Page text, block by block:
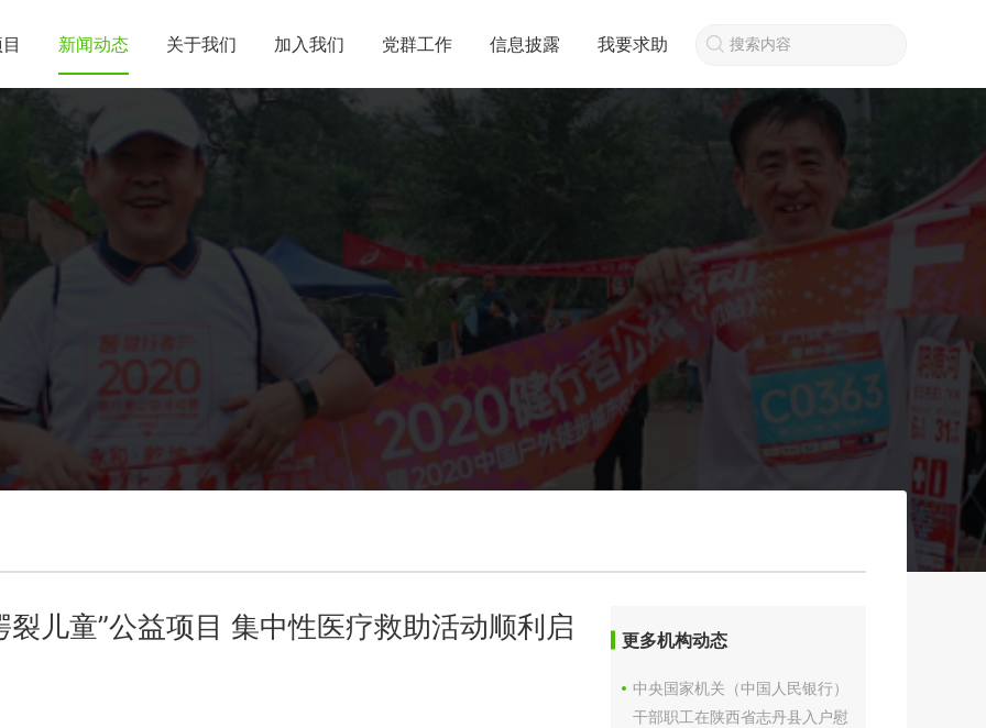
新闻动态 关于我们 加入我们 党群工作 信息披露 我要求助
儿童”公益项目 集中性医疗救助活动顺利启 更多机构动态
中央国家机关（中国人民银行）
干部职工在陕西省志丹县入户慰